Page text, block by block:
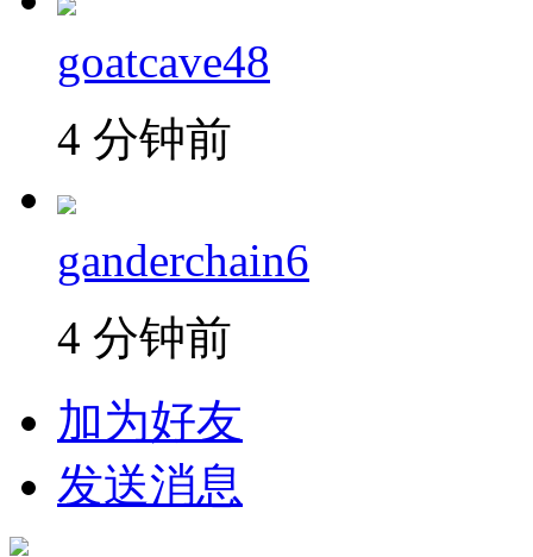
goatcave48
4 分钟前
ganderchain6
4 分钟前
加为好友
发送消息